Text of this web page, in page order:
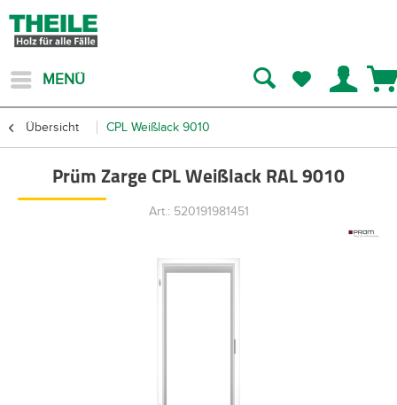
MENÜ
Übersicht CPL Weißlack 9010
Prüm Zarge CPL Weißlack RAL 9010
Art.: 520191981451